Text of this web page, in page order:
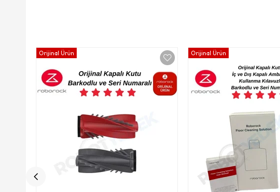
Orijinal Ürün Orijinal Ürün